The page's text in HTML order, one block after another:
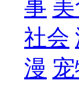
事
社会
漫